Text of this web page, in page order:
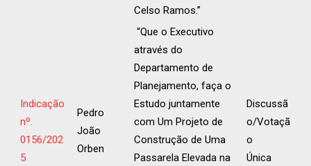
Celso Ramos.”
Indicação
nº.
0156/202
5
Pedro
João
Orben
“Que o Executivo
através do
Departamento de
Planejamento, faça o
Estudo juntamente
com Um Projeto de
Construção de Uma
Passarela Elevada na
Discussã
o/Votaçã
o
Única